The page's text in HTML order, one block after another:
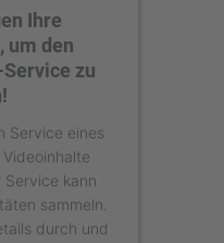
Ihre
um den
zu
Service eines
Service kann
sammeln.
durch und